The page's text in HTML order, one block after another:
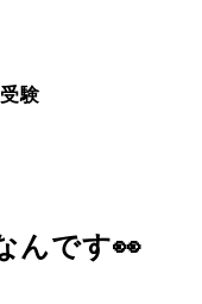
験
んです👀